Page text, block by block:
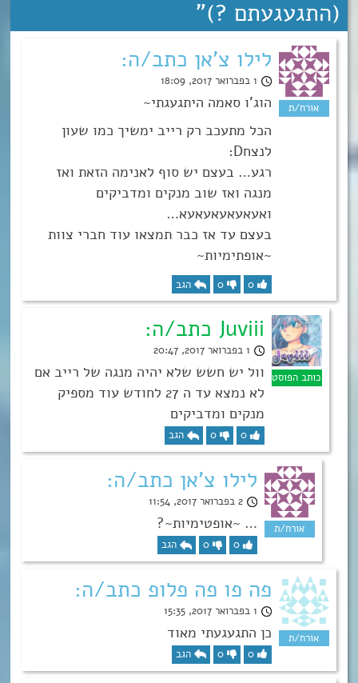
(התגעגעתם ?)”
לילו צ'אן כתב/ה:
1 בפברואר 2017, 18:09
הוג’ו סאמה היתגעגתי~
הכל מתעכב רק רייב ימשיך כמו שעון
לנצחD:
רגע… בעצם יש סוף לאנימה הזאת ואז
מנגה ואז שוב מנקים ומדביקים
ואעאעאעאעאעא…
בעצם עד אז כבר תמצאו עוד חברי צוות
~אופתימיות~
0
0 הגב
Juviii כתב/ה:
1 בפברואר 2017, 20:47
וול יש חשש שלא יהיה מנגה של רייב אם
לא נמצא עד ה 27 לחודש עוד מספיק
מנקים ומדביקים
0
0 הגב
לילו צ'אן כתב/ה:
2 בפברואר 2017, 11:54
… ~אופטימיות~?
0
0 הגב
פה פו פה פלופ כתב/ה:
1 בפברואר 2017, 15:35
כן התגעגעתי מאוד
0
0 הגב